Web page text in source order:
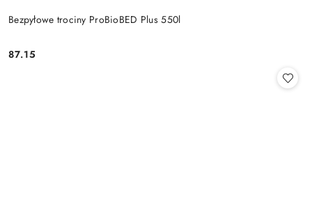
Bezpyłowe trociny ProBioBED Plus 550l
Cena:
87.15